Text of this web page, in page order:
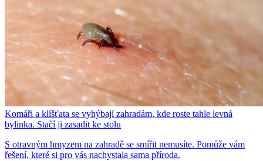
Komáři a klíšťata se vyhýbají zahradám, kde roste tahle levná
bylinka. Stačí ji zasadit ke stolu
S otravným hmyzem na zahradě se smířit nemusíte. Pomůže vám
řešení, které si pro vás nachystala sama příroda.